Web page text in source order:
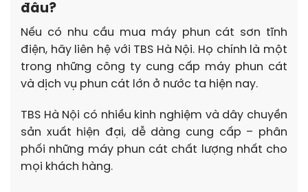
đâu?
Nếu có nhu cầu mua máy phun cát sơn tĩnh
điện, hãy liên hệ với TBS Hà Nội. Họ chính là một
trong những công ty cung cấp máy phun cát
và dịch vụ phun cát lớn ở nước ta hiện nay.
TBS Hà Nội có nhiều kinh nghiệm và dây chuyền
sản xuất hiện đại, dễ dàng cung cấp – phân
phối những máy phun cát chất lượng nhất cho
mọi khách hàng.